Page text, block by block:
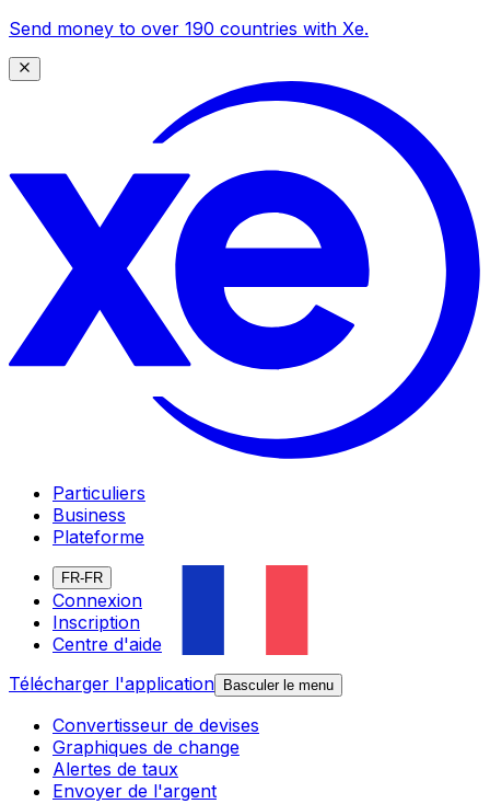
Send money to over 190 countries with Xe.
Particuliers
Business
Plateforme
FR-FR
Connexion
Inscription
Centre d'aide
Télécharger l'application
Basculer le menu
Convertisseur de devises
Graphiques de change
Alertes de taux
Envoyer de l'argent